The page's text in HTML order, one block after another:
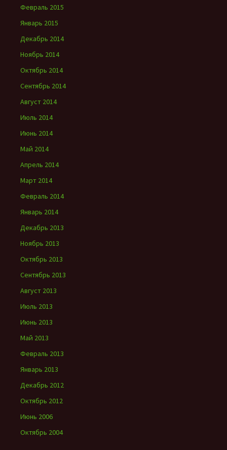
Февраль 2015
Январь 2015
Декабрь 2014
Ноябрь 2014
Октябрь 2014
Сентябрь 2014
Август 2014
Июль 2014
Июнь 2014
Май 2014
Апрель 2014
Март 2014
Февраль 2014
Январь 2014
Декабрь 2013
Ноябрь 2013
Октябрь 2013
Сентябрь 2013
Август 2013
Июль 2013
Июнь 2013
Май 2013
Февраль 2013
Январь 2013
Декабрь 2012
Октябрь 2012
Июнь 2006
Октябрь 2004